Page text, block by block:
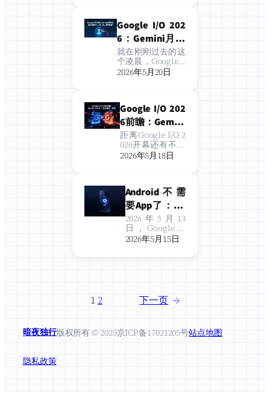
争正式进入了谁都
没有绝对优势的
「三国杀」阶段。
Google CEO罕见
认输：「编程确实
落后了」 最让人意
外的第一…
Google I/O 202
6：Gemini月活
9亿，股价却跌
了——这一次，
饼不够香？
就在刚刚过去的这
个凌晨，Google I/
O 2026在美国加州
山景城落下帷幕。
月活用户数，从G
emini模型更新到
智能眼镜新品，G
oogle拿出了一份
看似极具分量的发
布清单。然…
2026年5月20日
Google I/O 202
6前瞻：Gemini
4.0与「系统战
争」时代
距离Google I/O 2
026开幕还有不到
24小时。 旧金山S
horeline Amphit
时间5月19日上午
10点。不出意
外，这将是2026
年上半年最重要
的AI发布会——不
是…
2026年5月18日
Android不需
要App了：Ge
mini Intellige
nce要把整个
手机变成AI助
2026年5月13
日，Google在
一场名为”The A
ndroid Show:
止最大的一次
2026年5月15日
1 2 下一页 →
暗夜独行版权所有 © 2025京ICP备17021205号站点地图
隐私政策